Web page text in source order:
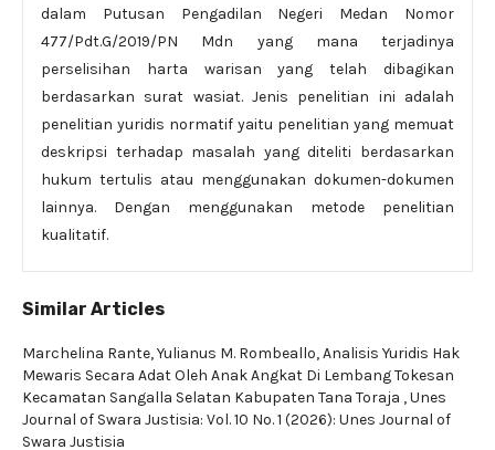
dalam Putusan Pengadilan Negeri Medan Nomor
477/Pdt.G/2019/PN Mdn yang mana terjadinya
perselisihan harta warisan yang telah dibagikan
berdasarkan surat wasiat. Jenis penelitian ini adalah
penelitian yuridis normatif yaitu penelitian yang memuat
deskripsi terhadap masalah yang diteliti berdasarkan
hukum tertulis atau menggunakan dokumen-dokumen
lainnya. Dengan menggunakan metode penelitian
kualitatif.
Similar Articles
Marchelina Rante, Yulianus M. Rombeallo,Analisis Yuridis Hak
Mewaris Secara Adat Oleh Anak Angkat Di Lembang Tokesan
Kecamatan Sangalla Selatan Kabupaten Tana Toraja ,Unes
Journal of Swara Justisia: Vol. 10 No. 1 (2026): Unes Journal of
Swara Justisia